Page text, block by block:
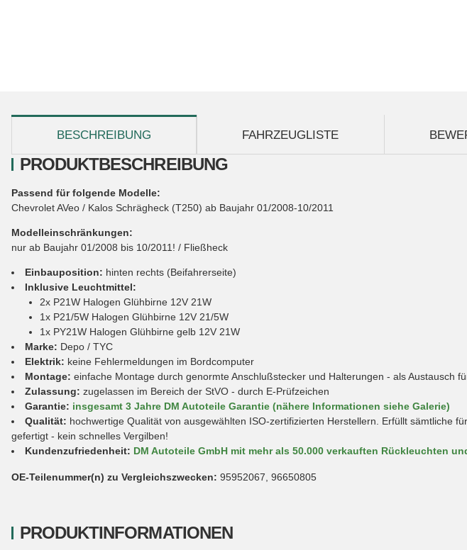
BESCHREIBUNG FAHRZEUGLISTE
PRODUKTINFORMATIONEN
PRODUKTBESCHREIBUNG
Passend für folgende Modelle:
Chevrolet AVeo / Kalos Schrägheck (T250) ab Baujahr 01/2008-10/2011
Modelleinschränkungen:
nur ab Baujahr 01/2008 bis 10/2011! / Fließheck
Einbauposition: hinten rechts (Beifahrerseite)
Inklusive Leuchtmittel:
2x P21W Halogen Glühbirne 12V 21W
1x P21/5W Halogen Glühbirne 12V 21/5W
1x PY21W Halogen Glühbirne gelb 12V 21W
Marke: Depo / TYC
Elektrik: keine Fehlermeldungen im Bordcomputer
Montage: einfache Montage durch genormte Anschlußstecker und Halterungen - als Austausch
Zulassung: zugelassen im Bereich der StVO - durch E-Prüfzeichen
Garantie: insgesamt 3 Jahre DM Autoteile Garantie (nähere Informationen siehe Galerie)
Qualität: hochwertige Qualität von ausgewählten ISO-zertifizierten Herstellern. Erfüllt sämtliche
gefertigt - kein schnelles Vergilben!
Kundenzufriedenheit: DM Autoteile GmbH mit mehr als 50.000 verkauften Rückleuchten
OE-Teilenummer(n) zu Vergleichszwecken: 95952067, 96650805